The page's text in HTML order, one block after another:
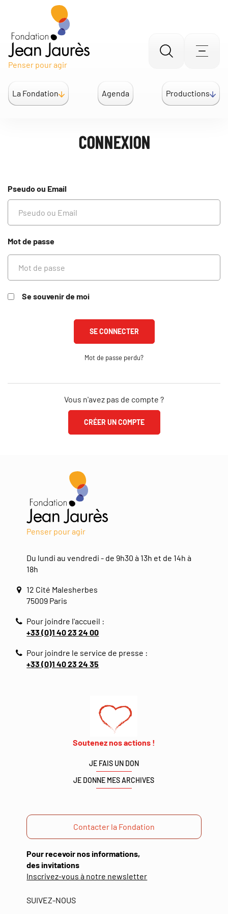
Gestion des traceurs
Penser pour agir
Aller
la
recherche
La Fondation Agenda Productions
CONNEXION
Pseudo ou Email
Mot de passe
Se souvenir de moi
Mot de passe perdu?
Vous n'avez pas de compte ?
CRÉER UN COMPTE
Penser pour agir
Du lundi au vendredi - de 9h30 à 13h et de 14h à
18h
12 Cité Malesherbes
75009 Paris
Pour joindre l'accueil :
+33 (0)1 40 23 24 00
Pour joindre le service de presse :
+33 (0)1 40 23 24 35
Soutenez nos actions !
JE FAIS UN DON
JE DONNE MES ARCHIVES
Contacter la Fondation
Pour recevoir nos informations,
des invitations
Inscrivez-vous à notre newsletter(ouverture
SUIVEZ-NOUS